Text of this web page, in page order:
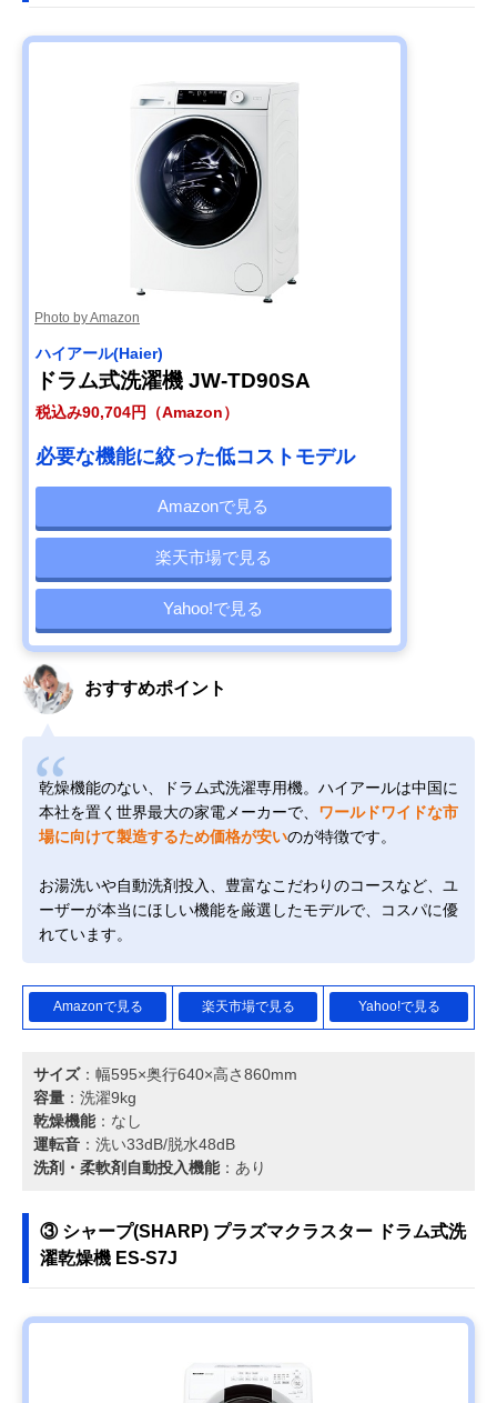
Photo by Amazon
ハイアール(Haier)
ドラム式洗濯機 JW-TD90SA
税込み90,704円（Amazon）
必要な機能に絞った低コストモデル
Amazonで見る
楽天市場で見る
Yahoo!で見る
おすすめポイント
乾燥機能のない、ドラム式洗濯専用機。ハイアールは中国に
本社を置く世界最大の家電メーカーで、 ワールドワイドな市
場に向けて製造するため価格が安いのが特徴です。
お湯洗いや自動洗剤投入、豊富なこだわりのコースなど、ユ
ーザーが本当にほしい機能を厳選したモデルで、コスパに優
れています。
Amazonで見る 楽天市場で見る Yahoo!で見る
サイズ：幅595×奥行640×高さ860mm
容量 ：洗濯9kg
乾燥機能：なし
運転音 ：洗い33dB/脱水48dB
洗剤・柔軟剤自動投入機能：あり
③ ‎シャープ(SHARP) プラズマクラスター ドラム式洗
濯乾燥機 ES-S7J